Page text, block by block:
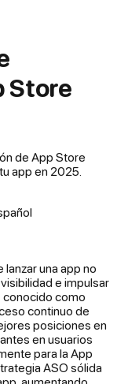
Store
de App Store
app en 2025.
una app no
e impulsar
como
continuo de
posiciones en
en usuarios
para la App
ASO sólida